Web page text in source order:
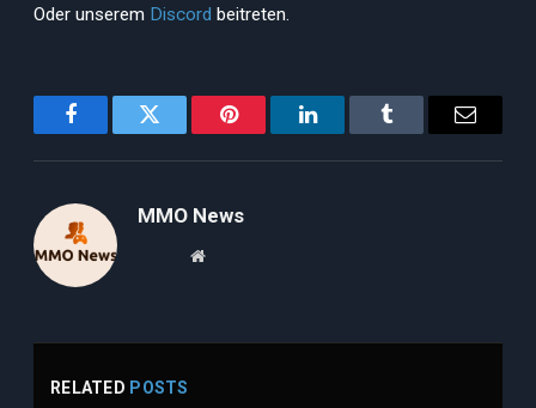
Oder unserem Discord beitreten.
FacebookTwitter PinterestLinkedInTumblr Email
MMO News
Website
RELATED POSTS